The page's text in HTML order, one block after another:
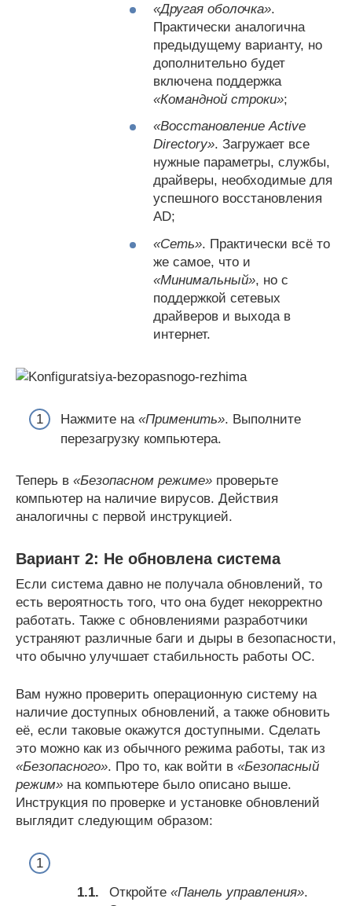
«Другая оболочка».
Практически аналогична
предыдущему варианту, но
дополнительно будет
включена поддержка
«Командной строки»;
«Восстановление Active
Directory». Загружает все
нужные параметры, службы,
драйверы, необходимые для
успешного восстановления
AD;
«Сеть». Практически всё то
же самое, что и
«Минимальный», но с
поддержкой сетевых
драйверов и выхода в
интернет.
Нажмите на «Применить». Выполните
перезагрузку компьютера.
Теперь в «Безопасном режиме» проверьте
компьютер на наличие вирусов. Действия
аналогичны с первой инструкцией.
Вариант 2: Не обновлена система
Если система давно не получала обновлений, то
есть вероятность того, что она будет некорректно
работать. Также с обновлениями разработчики
устраняют различные баги и дыры в безопасности,
что обычно улучшает стабильность работы ОС.
Вам нужно проверить операционную систему на
наличие доступных обновлений, а также обновить
её, если таковые окажутся доступными. Сделать
это можно как из обычного режима работы, так из
«Безопасного». Про то, как войти в «Безопасный
режим» на компьютере было описано выше.
Инструкция по проверке и установке обновлений
выглядит следующим образом:
Откройте «Панель управления».